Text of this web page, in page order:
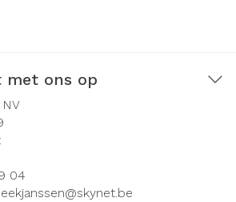
met ons op
04
skynet.be